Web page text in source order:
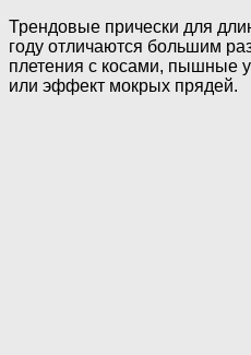
Трендовые прически для
году отличаются большим
плетения с косами, пышные
или эффект мокрых прядей.